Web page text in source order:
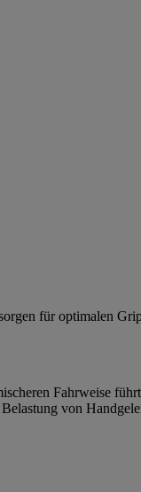
für optimalen
Fahrweise
von